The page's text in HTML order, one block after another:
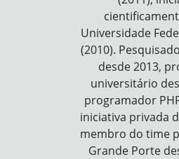
Universidade
(2010).
desde 2013,
universitário
programador
iniciativa privada
membro do time
Grande Porte